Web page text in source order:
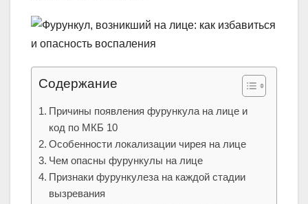
Содержание
Причины появления фурункула на лице и
код по МКБ 10
Особенности локализации чирея на лице
Чем опасны фурункулы на лице
Признаки фурункулеза на каждой стадии
вызревания